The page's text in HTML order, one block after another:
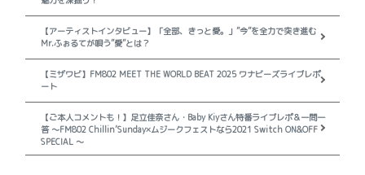
【アーティストインタビュー】「全部、きっと愛。」”今”を全力で突き進む
Mr.ふぉるてが唄う”愛”とは？
【ミザワビ】FM802 MEET THE WORLD BEAT 2025 ワナビーズライブレポ
ート
【ご本人コメントも！】足立佳奈さん・Baby Kiyさん特番ライブレポ＆一問一
答 ～FM802 Chillin’Sunday×ムジークフェストなら2021 Switch ON&OFF
SPECIAL ～